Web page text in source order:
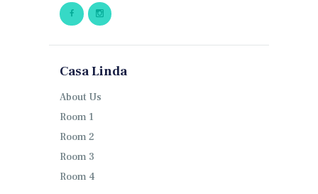
Casa Linda
About Us
Room 1
Room 2
Room 3
Room 4